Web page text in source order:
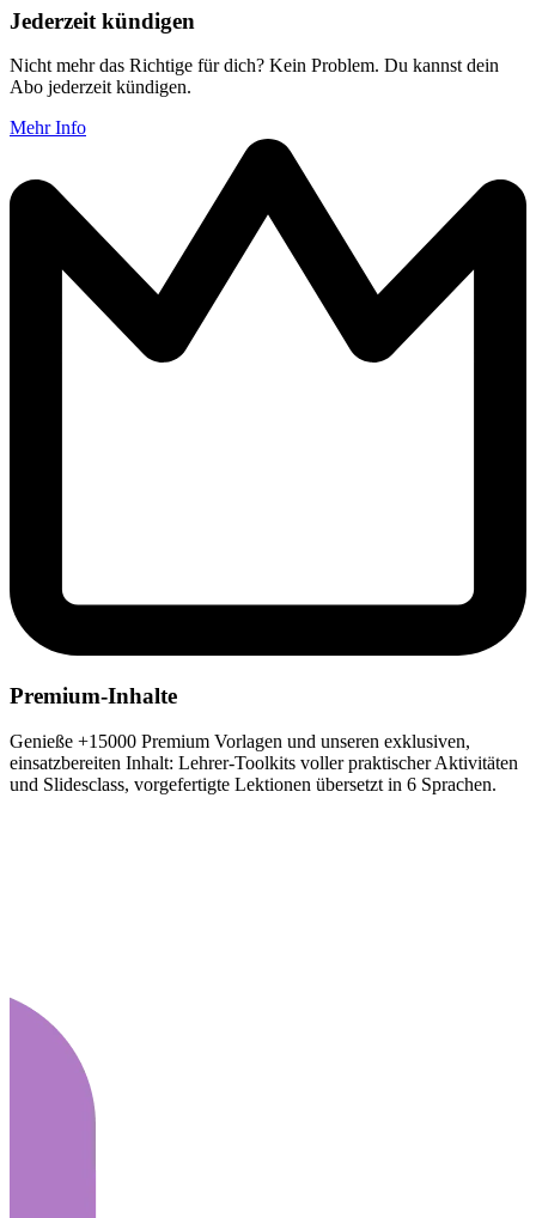
Jederzeit kündigen
Nicht mehr das Richtige für dich? Kein Problem. Du kannst dein
Abo jederzeit kündigen.
Mehr Info
Premium-Inhalte
Genieße +15000 Premium Vorlagen und unseren exklusiven,
einsatzbereiten Inhalt: Lehrer-Toolkits voller praktischer Aktivitäten
und Slidesclass, vorgefertigte Lektionen übersetzt in 6 Sprachen.